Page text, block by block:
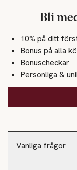
Vanliga frågor
Bli
10% på ditt
Bonus på alla
Bonuscheckar
Personliga &